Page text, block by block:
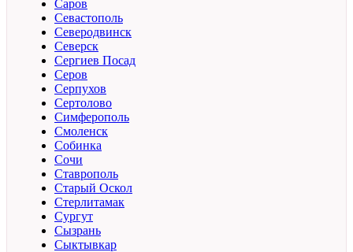
Саров
Севастополь
Северодвинск
Северск
Сергиев Посад
Серов
Серпухов
Сертолово
Симферополь
Смоленск
Собинка
Сочи
Ставрополь
Старый Оскол
Стерлитамак
Сургут
Сызрань
Сыктывкар